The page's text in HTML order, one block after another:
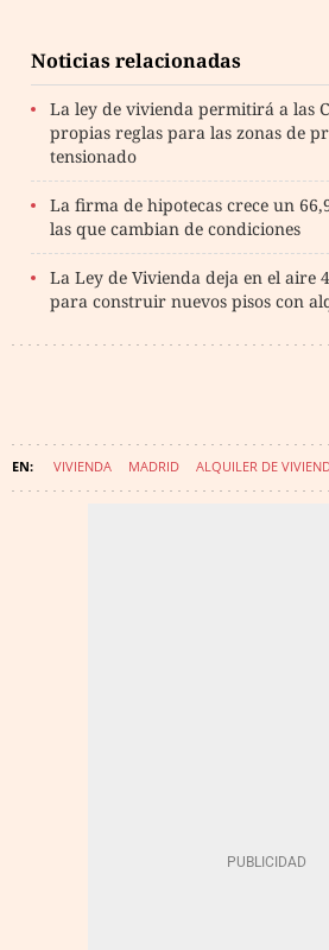
Noticias relacionadas
La ley de vivienda permitirá a las
propias reglas para las zonas de
tensionado
La firma de hipotecas crece un
las que cambian de condiciones
La Ley de Vivienda deja en el aire
para construir nuevos pisos con
VIVIENDA MADRID ALQUILER DE